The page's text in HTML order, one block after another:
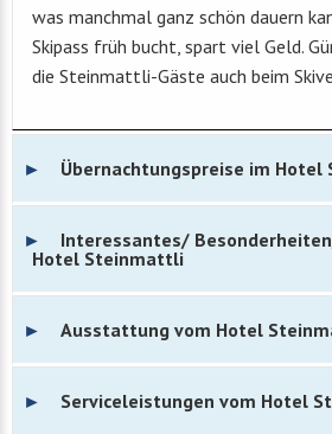
was manchmal ganz schön dauern
Skipass früh bucht, spart viel Geld.
die Steinmattli-Gäste auch beim
Übernachtungspreise im
Interessantes/
Hotel Steinmattli
Ausstattung vom Hotel
Serviceleistungen vom Hotel